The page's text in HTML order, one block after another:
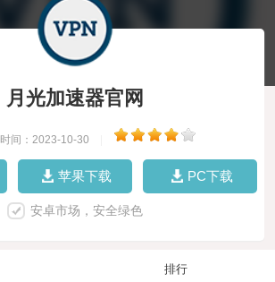
月光加速器官网
时间：2023-10-30
苹果下载 PC下载
安卓市场，安全绿色
排行